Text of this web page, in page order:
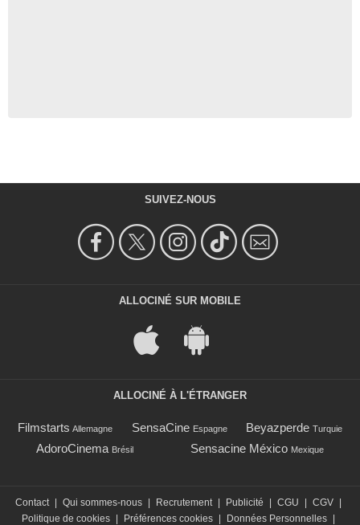
SUIVEZ-NOUS
ALLOCINÉ SUR MOBILE
ALLOCINÉ À L'ÉTRANGER
Filmstarts Allemagne SensaCine Espagne Beyazperde Turquie
AdoroCinema Brésil Sensacine México Mexique
Contact Qui sommes-nous Recrutement Publicité CGU CGV
Politique de cookies
Préférences cookies Données Personnelles